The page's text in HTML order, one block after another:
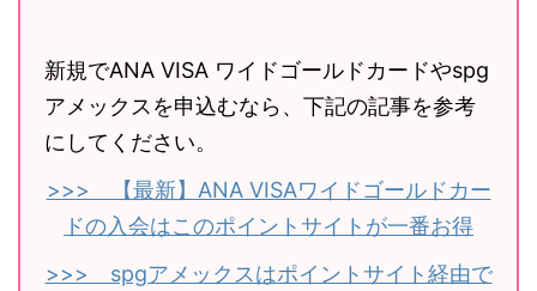
新規でANA VISA ワイドゴールドカードやspg
アメックスを申込むなら、下記の記事を参考
にしてください。
>>> 【最新】ANA VISAワイドゴールドカー
ドの入会はこのポイントサイトが一番お得
>>> spgアメックスはポイントサイト経由で